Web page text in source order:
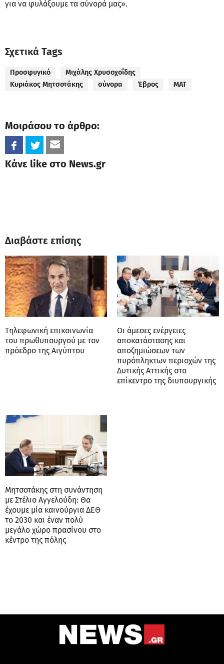
για να φυλάξουμε τα σύνορά μας».
Σχετικά Tags
Προσφυγικό
Μιχάλης Χρυσοχοΐδης
Κυριάκος Μητσοτάκης
σύνορα Έβρος ΜΑΤ
Μοιράσου το άρθρο:
Κάνε like στο News.gr
Διαβάστε επίσης
Τηλεφωνική επικοινωνία
του πρωθυπουργού με τον
πρόεδρο της Αιγύπτου
Οι άμεσες ενέργειες
αποκατάστασης και
αποζημιώσεων των
πυρόπληκτων περιοχών της
Δυτικής Αττικής στο
επίκεντρο της διυπουργικής
Μητσοτάκης στη συνάντηση
με Στέλιο Αγγελούδη: Θα
έχουμε μία καινούργια ΔΕΘ
το 2030 και έναν πολύ
μεγάλο χώρο πρασίνου στο
κέντρο της πόλης